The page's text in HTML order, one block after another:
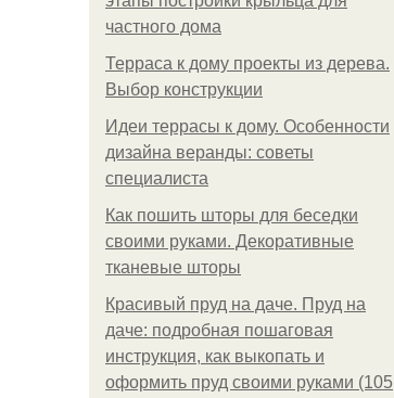
частного дома
Терраса к дому проекты из дерева.
Выбор конструкции
Идеи террасы к дому. Особенности
дизайна веранды: советы
специалиста
Как пошить шторы для беседки
своими руками. Декоративные
тканевые шторы
Красивый пруд на даче. Пруд на
даче: подробная пошаговая
инструкция, как выкопать и
оформить пруд своими руками (105